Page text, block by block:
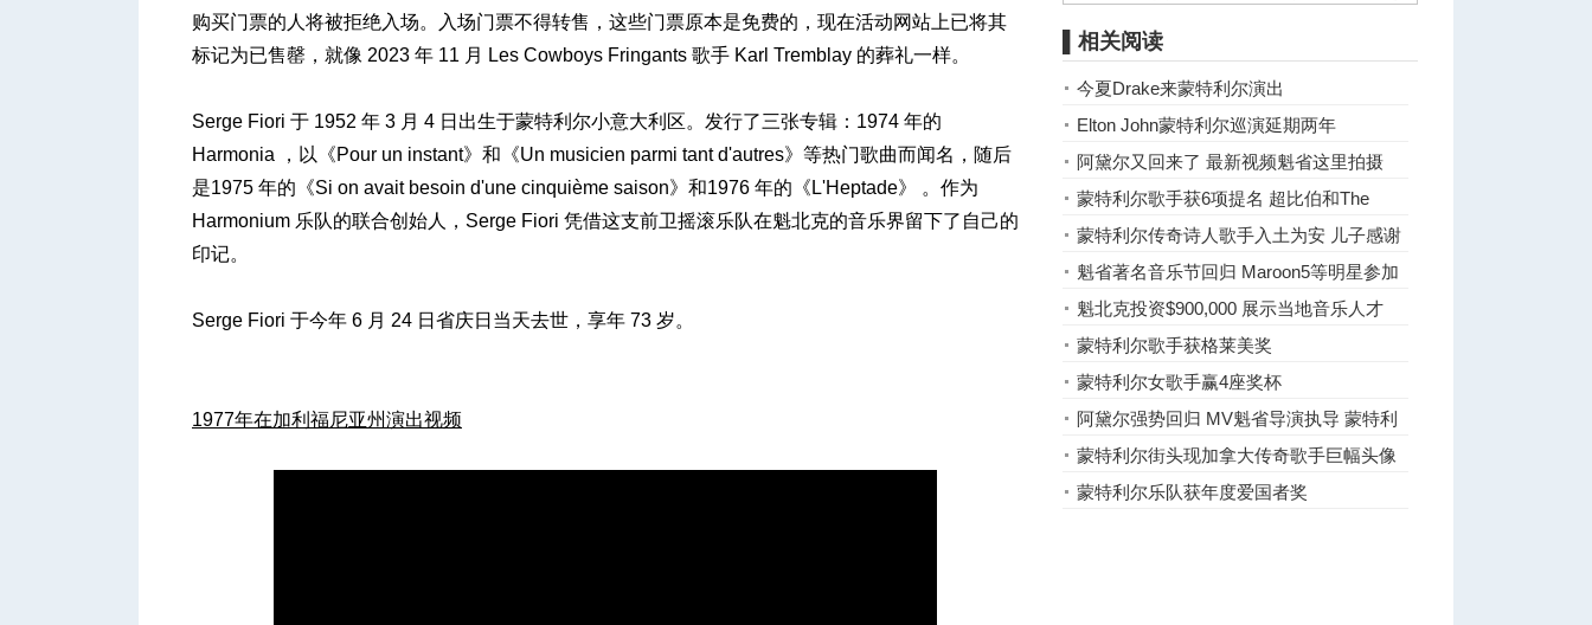
购买门票的人将被拒绝入场。入场门票不得转售，这些门票原本是免费的，现在活动网站上已将其
标记为已售罄，就像 2023 年 11 月 Les Cowboys Fringants 歌手 Karl Tremblay 的葬礼一样。
Serge Fiori 于 1952 年 3 月 4 日出生于蒙特利尔小意大利区。发行了三张专辑：1974 年的
Harmonia ，以《Pour un instant》和《Un musicien parmi tant d'autres》等热门歌曲而闻名，随后
是1975 年的《Si on avait besoin d'une cinquième saison》和1976 年的《L'Heptade》 。作为
Harmonium 乐队的联合创始人，Serge Fiori 凭借这支前卫摇滚乐队在魁北克的音乐界留下了自己的
印记。
Serge Fiori 于今年 6 月 24 日省庆日当天去世，享年 73 岁。
1977年在加利福尼亚州演出视频
▌相关阅读
今夏Drake来蒙特利尔演出
Elton John蒙特利尔巡演延期两年
阿黛尔又回来了 最新视频魁省这里拍摄
（视频）
蒙特利尔歌手获6项提名 超比伯和The
Weeknd
蒙特利尔传奇诗人歌手入土为安 儿子感谢
公众爱戴
魁省著名音乐节回归 Maroon5等明星参加
魁北克投资$900,000 展示当地音乐人才
蒙特利尔歌手获格莱美奖
蒙特利尔女歌手赢4座奖杯
阿黛尔强势回归 MV魁省导演执导 蒙特利
尔拍摄（视频）
蒙特利尔街头现加拿大传奇歌手巨幅头像
（视频）
蒙特利尔乐队获年度爱国者奖